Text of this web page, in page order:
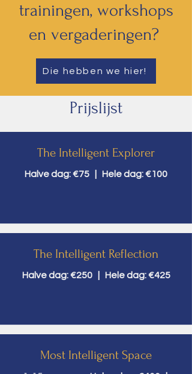
trainingen, workshops
en vergaderingen?
Die hebben we hier!
Prijslijst
The Intelligent Explorer
Halve dag: €75 | Hele dag: €100
The Intelligent Reflection
Halve dag: €250 | Hele dag: €425
Most Intelligent Space